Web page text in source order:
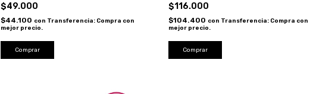
$49.000
$44.100 con Transferencia: Compra con
mejor precio.
$116.000
$104.400 con Transferencia: Compra con
mejor precio.